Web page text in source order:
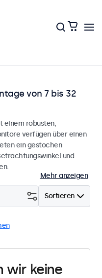
von 7 bis 32
einem robusten,
verfügen über einen
ein gestochen
und
Mehr anzeigen
Sortieren
wir keine